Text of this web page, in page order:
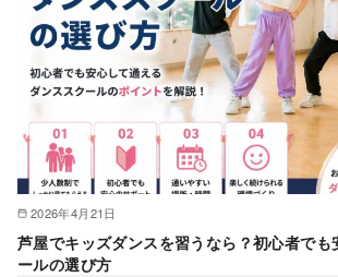
2026年4月21日
芦屋でキッズダンスを習うなら？初心者でも
ールの選び方